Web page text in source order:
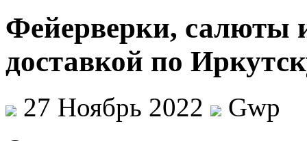
Фейерверки, салюты
доставкой по
27 Ноябрь 2022
Gwp